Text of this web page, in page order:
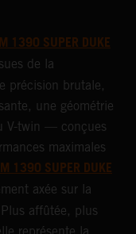
1390 SUPER DUKE
de la
précision brutale,
une géométrie
V-twin — conçues
maximales
1390 SUPER DUKE
axée sur la
affûtée, plus